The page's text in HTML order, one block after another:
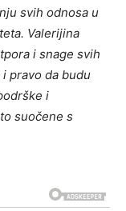
svih odnosa u
Valerijina
i snage svih
pravo da budu
i
suočene s